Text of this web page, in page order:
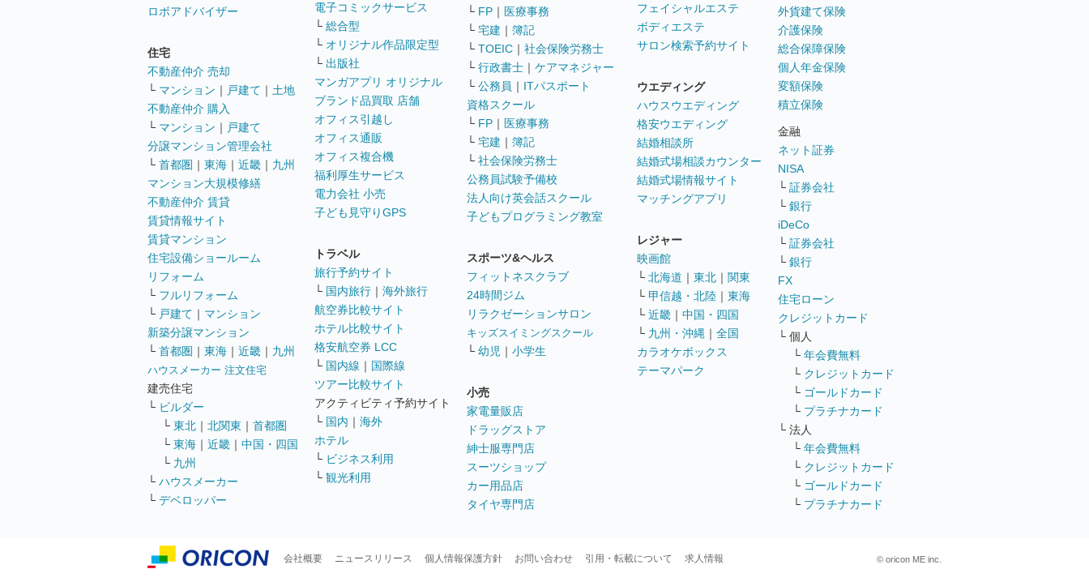
ロボアドバイザー
住宅
不動産仲介 売却
└ マンション ｜ 戸建て ｜ 土地
不動産仲介 購入
└ マンション ｜ 戸建て
分譲マンション管理会社
└ 首都圏 ｜ 東海 ｜ 近畿 ｜ 九州
マンション大規模修繕
不動産仲介 賃貸
賃貸情報サイト
賃貸マンション
住宅設備ショールーム
リフォーム
└ フルリフォーム
└ 戸建て ｜ マンション
新築分譲マンション
└ 首都圏 ｜ 東海 ｜ 近畿 ｜ 九州
ハウスメーカー 注文住宅
建売住宅
└ ビルダー
└ 東北 ｜ 北関東 ｜ 首都圏
└ 東海 ｜ 近畿 ｜ 中国・四国
└ 九州
└ ハウスメーカー
└ デベロッパー
電子コミックサービス
└ 総合型
└ オリジナル作品限定型
└ 出版社
マンガアプリ オリジナル
ブランド品買取 店舗
オフィス引越し
オフィス通販
オフィス複合機
福利厚生サービス
電力会社 小売
子ども見守りGPS
トラベル
旅行予約サイト
└ 国内旅行 ｜ 海外旅行
航空券比較サイト
ホテル比較サイト
格安航空券 LCC
└ 国内線 ｜ 国際線
ツアー比較サイト
アクティビティ予約サイト
└ 国内 ｜ 海外
ホテル
└ ビジネス利用
└ 観光利用
└ FP ｜ 医療事務
└ 宅建 ｜ 簿記
└ TOEIC ｜ 社会保険労務士
└ 行政書士 ｜ ケアマネジャー
└ 公務員 ｜ ITパスポート
資格スクール
└ FP ｜ 医療事務
└ 宅建 ｜ 簿記
└ 社会保険労務士
公務員試験予備校
法人向け英会話スクール
子どもプログラミング教室
スポーツ&ヘルス
フィットネスクラブ
24時間ジム
リラクゼーションサロン
キッズスイミングスクール
└ 幼児 ｜ 小学生
小売
家電量販店
ドラッグストア
紳士服専門店
スーツショップ
カー用品店
タイヤ専門店
フェイシャルエステ
ボディエステ
サロン検索予約サイト
ウエディング
ハウスウエディング
格安ウエディング
結婚相談所
結婚式場相談カウンター
結婚式場情報サイト
マッチングアプリ
レジャー
映画館
└ 北海道 ｜ 東北 ｜ 関東
└ 甲信越・北陸 ｜ 東海
└ 近畿 ｜ 中国・四国
└ 九州・沖縄 ｜ 全国
カラオケボックス
テーマパーク
外貨建て保険
介護保険
総合保障保険
個人年金保険
変額保険
積立保険
金融
ネット証券
NISA
└ 証券会社
└ 銀行
iDeCo
└ 証券会社
└ 銀行
FX
住宅ローン
クレジットカード
└ 個人
└ 年会費無料
└ クレジットカード
└ ゴールドカード
└ プラチナカード
└ 法人
└ 年会費無料
└ クレジットカード
└ ゴールドカード
└ プラチナカード
会社概要 ニュースリリース 個人情報保護方針 お問い合わせ 引用・転載について 求人情報 © oricon ME inc.